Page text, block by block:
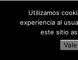
ídolos o
inherente
que
Utilizamos
experiencia al
este sitio
Vale